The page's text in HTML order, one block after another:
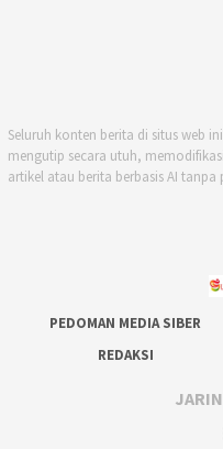
Seluruh konten berita di situs web
mengutip secara utuh,
artikel atau berita berbasis AI tanpa
PEDOMAN MEDIA SIBER
REDAKSI